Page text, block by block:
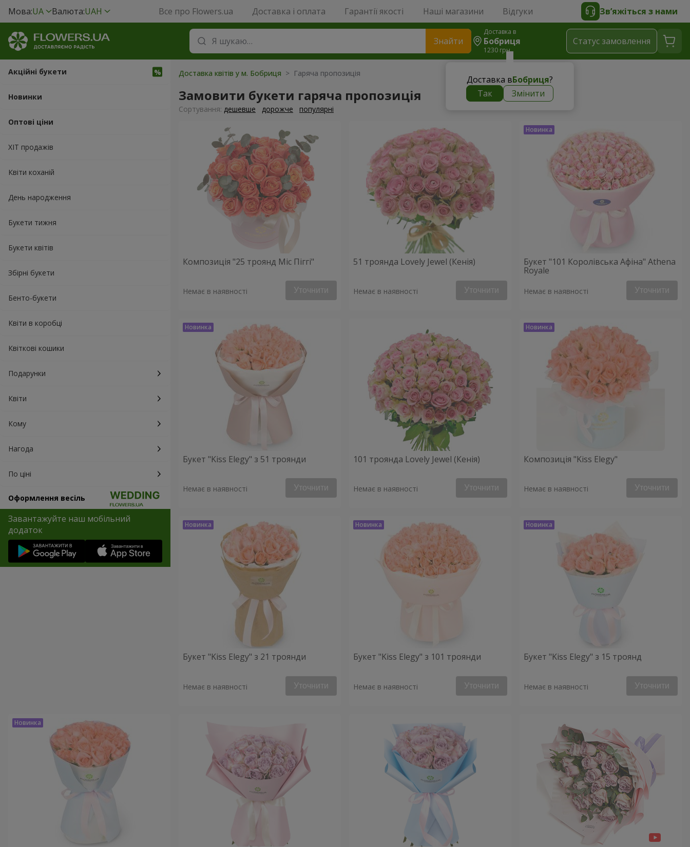
Мова:UA Валюта:UAH Все про Flowers.ua Доставка і оплата Гарантії якості Наші магазини Відгуки Зв’яжіться з нами
Знайти
Доставка в
Бобриця
1230 грн
Доставка вБобриця?
Так
Змінити
Статус замовлення
Акційні букети
Новинки
Оптові ціни
ХІТ продажів
Квіти коханій
День народження
Букети тижня
Букети квітів
Збірні букети
Бенто-букети
Квіти в коробці
Квіткові кошики
Подарунки
Квіти
Кому
Нагода
По ціні
Оформлення весіль
Завантажуйте наш мобільний
додаток
Доставка квітів у м. Бобриця > Гаряча пропозиція
Замовити букети гаряча пропозиція
Сортування: дешевше дорожче популярні
Композиція "25 троянд Міс Піггі"
Немає в наявності Уточнити
51 троянда Lovely Jewel (Кенія)
Немає в наявності Уточнити
Букет "101 Королівська Афіна" Athena
Royale
Немає в наявності Уточнити
Букет "Kiss Elegy" з 51 троянди
Немає в наявності Уточнити
101 троянда Lovely Jewel (Кенія)
Немає в наявності Уточнити
Композиція "Kiss Elegy"
Немає в наявності Уточнити
Букет "Kiss Elegy" з 21 троянди
Немає в наявності Уточнити
Букет "Kiss Elegy" з 101 троянди
Немає в наявності Уточнити
Букет "Kiss Elegy" з 15 троянд
Немає в наявності Уточнити